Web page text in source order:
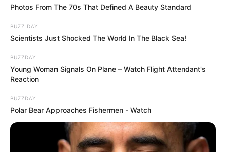
Photos From The 70s That Defined A Beauty Standard
BUZZ DAY
Scientists Just Shocked The World In The Black Sea!
BUZZDAY
Young Woman Signals On Plane – Watch Flight Attendant's
Reaction
BUZZDAY
Polar Bear Approaches Fishermen - Watch